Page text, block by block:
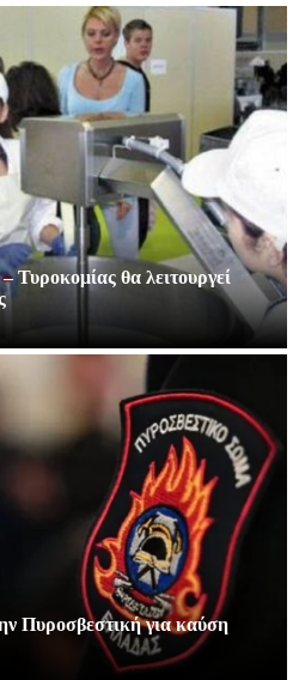
Τυροκομίας θα λειτουργεί
Πυροσβεστική για καύση